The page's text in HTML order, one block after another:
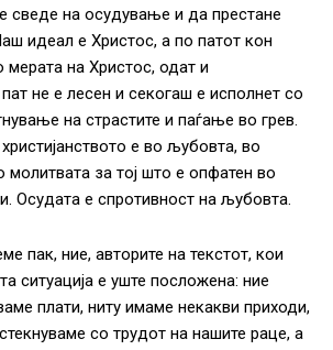
сведе на осудување и да престане
идеал е Христос, а по патот кон
на Христос, одат и
не е лесен и секогаш е исполнет со
на страстите и паѓање во грев.
е во љубовта, во
молитвата за тој што е опфатен во
Осудата е спротивност на љубовта.
пак, ние, авторите на текстот, кои
ситуација е уште посложена: ние
плати, ниту имаме некакви приходи,
со трудот на нашите раце, а